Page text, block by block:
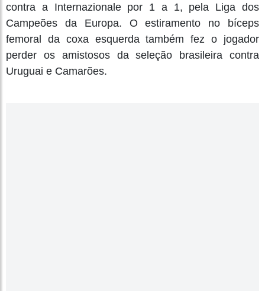
contra a Internazionale por 1 a 1, pela Liga dos
Campeões da Europa. O estiramento no bíceps
femoral da coxa esquerda também fez o jogador
perder os amistosos da seleção brasileira contra
Uruguai e Camarões.